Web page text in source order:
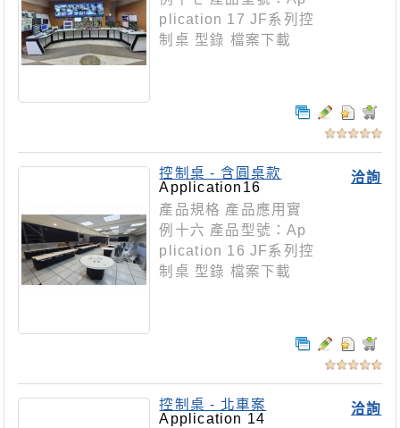
plication 17 JF系列控
制桌 型錄 檔案下載
洽詢
控制桌 - 含圓桌款
Application16
產品規格 產品應用實
例十六 產品型號：Ap
plication 16 JF系列控
制桌 型錄 檔案下載
洽詢
控制桌 - 北車案
Application 14